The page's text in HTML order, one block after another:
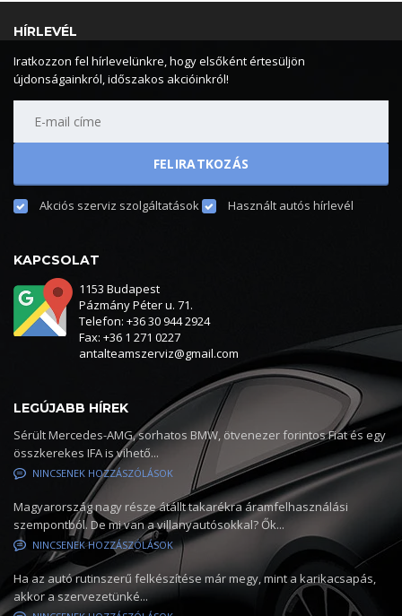
HÍRLEVÉL
Iratkozzon fel hírlevelünkre, hogy elsőként értesüljön
újdonságainkról, időszakos akcióinkról!
Akciós szerviz szolgáltatások Használt autós hírlevél
KAPCSOLAT
1153 Budapest
Pázmány Péter u. 71.
Telefon: +36 30 944 2924
Fax: +36 1 271 0227
antalteamszerviz@gmail.com
LEGÚJABB HÍREK
Sérült Mercedes-AMG, sorhatos BMW, ötvenezer forintos Fiat és egy
összkerekes IFA is vihető...
NINCSENEK HOZZÁSZÓLÁSOK
Magyarország nagy része átállt takarékra áramfelhasználási
szempontból. De mi van a villanyautósokkal? Ők...
NINCSENEK HOZZÁSZÓLÁSOK
Ha az autó rutinszerű felkészítése már megy, mint a karikacsapás,
akkor a szervezetünké...